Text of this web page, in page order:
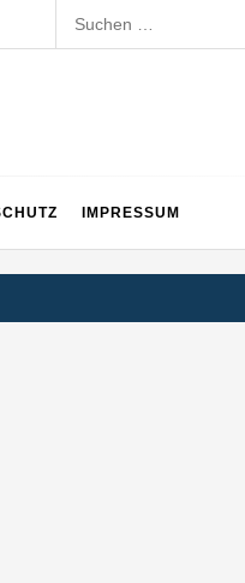
Suchen
nach:
IMPRESSUM